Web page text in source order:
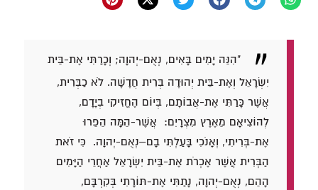
"הִנֵּה יָמִים בָּאִים, נְאֻם-יְהוָה; וְכָרַתִּי אֶת-בֵּית
יִשְׂרָאֵל וְאֶת-בֵּית יְהוּדָה בְּרִית חֲדָשָׁה. לֹא כַבְּרִית,
אֲשֶׁר כָּרַתִּי אֶת-אֲבוֹתָם, בְּיוֹם הֶחֱזִיקִי בְיָדָם,
לְהוֹצִיאָם מֵאֶרֶץ מִצְרָיִם: אֲשֶׁר-הֵמָּה הֵפֵרוּ
אֶת-בְּרִיתִי, וְאָנֹכִי בָּעַלְתִּי בָם–נְאֻם-יְהוָה. כִּי זֹאת
הַבְּרִית אֲשֶׁר אֶכְרֹת אֶת-בֵּית יִשְׂרָאֵל אַחֲרֵי הַיָּמִים
הָהֵם, נְאֻם-יְהוָה, נָתַתִּי אֶת-תּוֹרָתִי בְּקִרְבָּם,